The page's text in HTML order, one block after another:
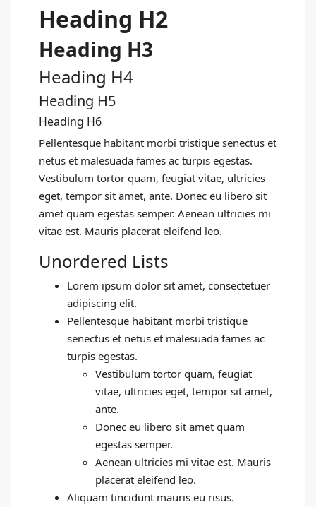
Heading H2
Heading H3
Heading H4
Heading H5
Heading H6
Pellentesque habitant morbi tristique senectus et
netus et malesuada fames ac turpis egestas.
Vestibulum tortor quam, feugiat vitae, ultricies
eget, tempor sit amet, ante. Donec eu libero sit
amet quam egestas semper. Aenean ultricies mi
vitae est. Mauris placerat eleifend leo.
Unordered Lists
Lorem ipsum dolor sit amet, consectetuer
adipiscing elit.
Pellentesque habitant morbi tristique
senectus et netus et malesuada fames ac
turpis egestas.
Vestibulum tortor quam, feugiat
vitae, ultricies eget, tempor sit amet,
ante.
Donec eu libero sit amet quam
egestas semper.
Aenean ultricies mi vitae est. Mauris
placerat eleifend leo.
Aliquam tincidunt mauris eu risus.